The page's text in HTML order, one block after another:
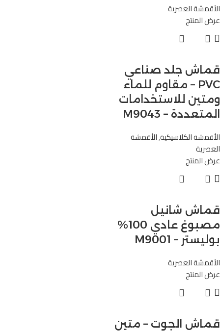
الأقمشة العصرية
عرض المنتج
قماش جلد صناعي
PVC – مقاوم للماء
ومتين للاستخدامات
المتعددة – M9043
الأقمشة الكلاسيكية,الأقمشة
العصرية
عرض المنتج
قماش شانيل
مصبوغ عادي 100%
بوليستر – M9001
الأقمشة العصرية
عرض المنتج
قماش الجوت – متين